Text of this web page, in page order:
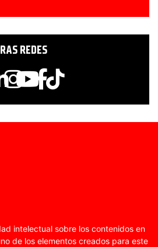
REDES
intelectual sobre los contenidos en
de los elementos creados para este